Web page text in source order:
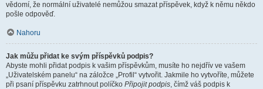
vědomí, že normální uživatelé nemůžou smazat příspěvek, když k němu někdo
pošle odpověď.
Nahoru
Jak můžu přidat ke svým příspěvků podpis?
Abyste mohli přidat podpis k vašim příspěvkům, musíte ho nejdřív ve vašem
„Uživatelském panelu“ na záložce „Profil“ vytvořit. Jakmile ho vytvoříte, můžete
při psaní příspěvku zatrhnout políčko Připojit podpis, čímž váš podpis k